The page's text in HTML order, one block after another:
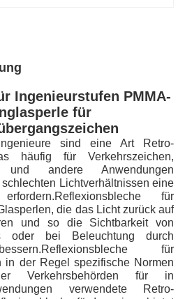
Ingenieurstufen PMMA-
für
sind eine Art Retro-
häufig für Verkehrszeichen,
und andere Anwendungen
Lichtverhältnissen eine
Reflexionsbleche für
die das Licht zurück auf
und so die Sichtbarkeit von
oder bei Beleuchtung durch
für
in der Regel spezifische Normen
Verkehrsbehörden für in
verwendete Retro-